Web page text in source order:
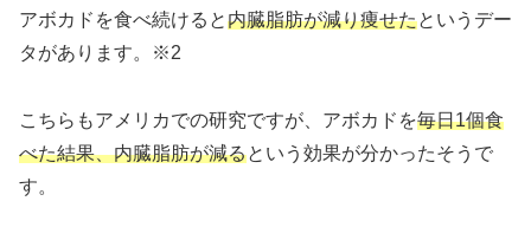
アボカドを食べ続けると内臓脂肪が減り痩せたというデー
タがあります。※2
こちらもアメリカでの研究ですが、アボカドを毎日1個食
べた結果、内臓脂肪が減るという効果が分かったそうで
す。